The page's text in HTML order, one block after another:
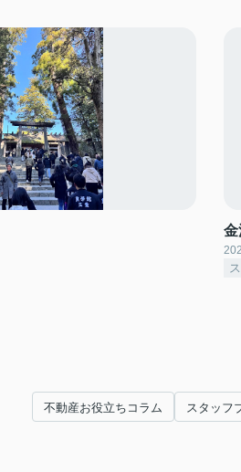
金
不動産お役立ちコラム スタッフ